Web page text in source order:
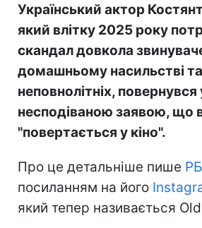
Український актор
який влітку 2025 року
скандал довкола
домашньому насильстві
неповнолітніх,
несподіваною заявою, що
"повертається у кіно".
Про це детальніше пише
посиланням на його
який тепер називається